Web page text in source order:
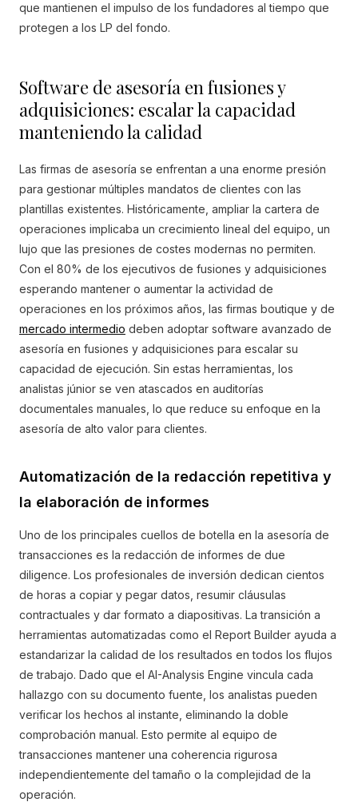
que mantienen el impulso de los fundadores al tiempo que
protegen a los LP del fondo.
Software de asesoría en fusiones y
adquisiciones: escalar la capacidad
manteniendo la calidad
Las firmas de asesoría se enfrentan a una enorme presión
para gestionar múltiples mandatos de clientes con las
plantillas existentes. Históricamente, ampliar la cartera de
operaciones implicaba un crecimiento lineal del equipo, un
lujo que las presiones de costes modernas no permiten.
Con el 80% de los ejecutivos de fusiones y adquisiciones
esperando mantener o aumentar la actividad de
operaciones en los próximos años, las firmas boutique y de
mercado intermedio deben adoptar software avanzado de
asesoría en fusiones y adquisiciones para escalar su
capacidad de ejecución. Sin estas herramientas, los
analistas júnior se ven atascados en auditorías
documentales manuales, lo que reduce su enfoque en la
asesoría de alto valor para clientes.
Automatización de la redacción repetitiva y
la elaboración de informes
Uno de los principales cuellos de botella en la asesoría de
transacciones es la redacción de informes de due
diligence. Los profesionales de inversión dedican cientos
de horas a copiar y pegar datos, resumir cláusulas
contractuales y dar formato a diapositivas. La transición a
herramientas automatizadas como el Report Builder ayuda a
estandarizar la calidad de los resultados en todos los flujos
de trabajo. Dado que el AI-Analysis Engine vincula cada
hallazgo con su documento fuente, los analistas pueden
verificar los hechos al instante, eliminando la doble
comprobación manual. Esto permite al equipo de
transacciones mantener una coherencia rigurosa
independientemente del tamaño o la complejidad de la
operación.